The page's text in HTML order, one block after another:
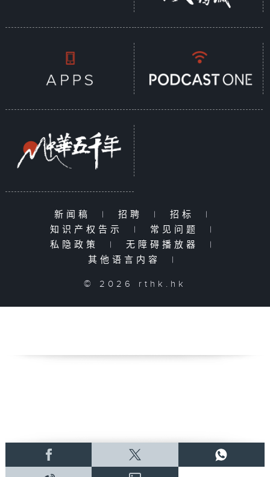
新闻稿 | 招聘 | 招标
|
知识产权告示
| 常见问题
|
私隐政策
| 无障碍播放器
|
其他语言内容
|
© 2026 rthk.hk